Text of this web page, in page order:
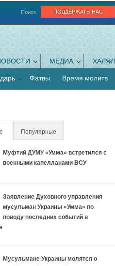
поддержать нас
Поиск
МЕДИА ХАЛЯЛ
Фатвы Время молитв
(активная вкладка)
Популярные
Муфтий ДУМУ «Умма» встретился с
военными капелланами ВСУ
Заявление Духовного управления
мусульман Украины «Умма» по
поводу последних событий в
Мусульмане Украины молятся о